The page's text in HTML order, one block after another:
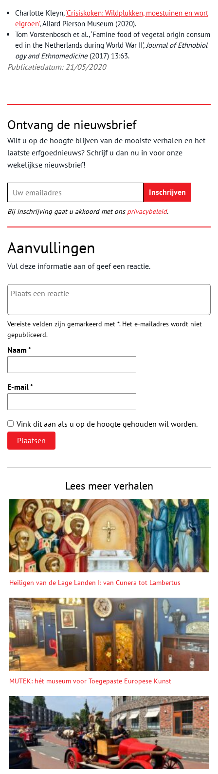
Charlotte Kleyn,‘Crisiskoken: Wildplukken, moestuinen en wort
elgroen’, Allard Pierson Museum (2020).
Tom Vorstenbosch et al., ‘Famine food of vegetal origin consum
ed in the Netherlands during World War II’, Journal of Ethnobiol
ogy and Ethnomedicine(2017) 13:63.
Publicatiedatum: 21/05/2020
Ontvang de nieuwsbrief
Wilt u op de hoogte blijven van de mooiste verhalen en het
laatste erfgoednieuws? Schrijf u dan nu in voor onze
wekelijkse nieuwsbrief!
Bij inschrijving gaat u akkoord met ons privacybeleid.
Aanvullingen
Vul deze informatie aan of geef een reactie.
Vereiste velden zijn gemarkeerd met *. Het e-mailadres wordt niet
gepubliceerd.
Naam *
E-mail*
Vink dit aan als u op de hoogte gehouden wil worden.
Lees meer verhalen
Heiligen van de Lage Landen I: van Cunera tot Lambertus
MUTEK: hét museum voor Toegepaste Europese Kunst